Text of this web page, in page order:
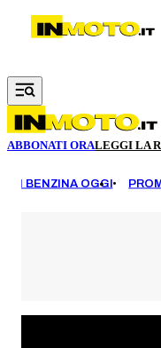
Vai al contenuto principale
ABBONATI ORALEGGI LA
BENZINA OGGI